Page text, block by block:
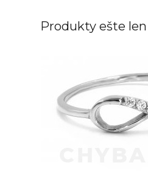
Produkty ešte